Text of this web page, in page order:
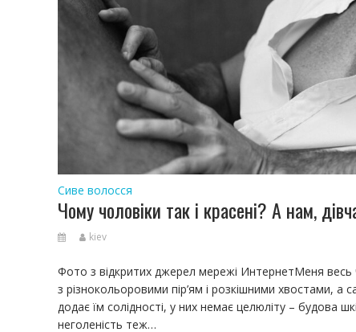
Сиве волосся
Чому чоловіки так і красені? А нам,
kiev
Фото з відкритих джерел мережі ИнтернетМеня весь
з різнокольоровими пір’ям і розкішними хвостами,
додає їм солідності, у них немає целюліту – будова
неголеність теж…